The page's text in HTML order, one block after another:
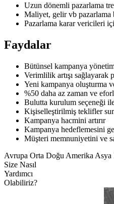
Uzun dönemli pazarlama
Maliyet, gelir vb pazarlama
Pazarlama karar vericileri
Faydalar
Bütünsel kampanya
Verimlilik artışı sağlayarak
Yeni kampanya oluşturma
%50 daha az zaman ve
Bulutta kurulum seçeneği
Kişiselleştirilmiş teklifler
Kampanya hacmini artırır
Kampanya hedeflemesini
Müşteri memnuniyetini ve
Avrupa Orta Doğu Amerika Asya
Size Nasıl
Yardımcı
Olabiliriz?